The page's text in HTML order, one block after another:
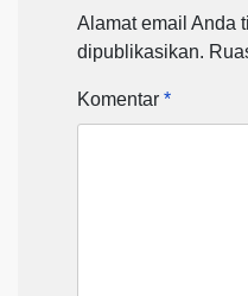
Alamat email Anda
dipublikasikan.
Komentar *